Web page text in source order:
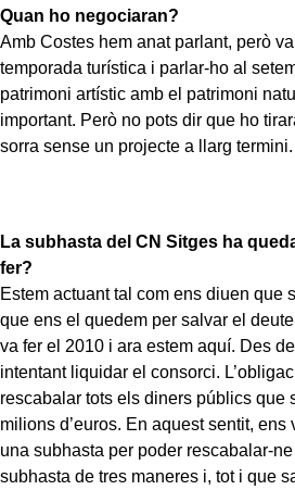
Quan ho negociaran?
Amb Costes hem anat parlant, però
temporada turística i parlar-ho al
patrimoni artístic amb el patrimoni
important. Però no pots dir que ho
sorra sense un projecte a llarg termini.
La subhasta del CN Sitges ha
fer?
Estem actuant tal com ens diuen que
que ens el quedem per salvar el
va fer el 2010 i ara estem aquí. Des
intentant liquidar el consorci.
rescabalar tots els diners públics que
milions d’euros. En aquest sentit, ens
una subhasta per poder rescabalar-
subhasta de tres maneres i, tot i que